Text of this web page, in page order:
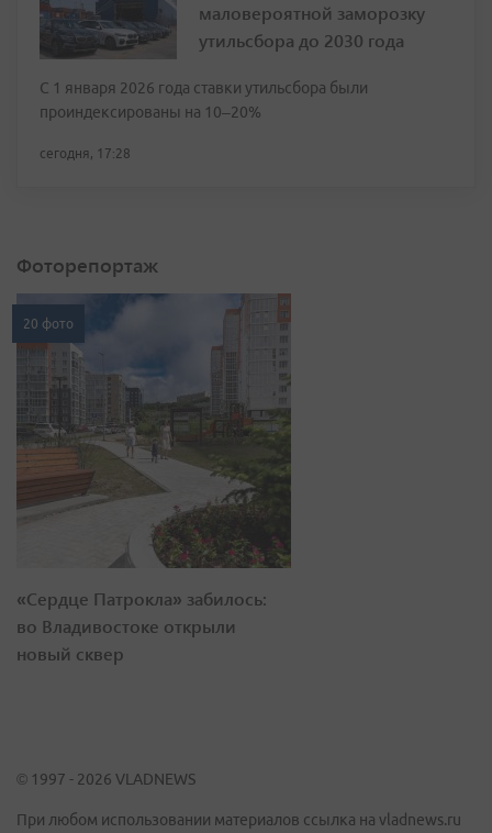
маловероятной заморозку
утильсбора до 2030 года
С 1 января 2026 года ставки утильсбора были
проиндексированы на 10–20%
сегодня, 17:28
Фоторепортаж
20 фото
«Сердце Патрокла» забилось:
во Владивостоке открыли
новый сквер
© 1997 - 2026 VLADNEWS
При любом использовании материалов ссылка на vladnews.ru